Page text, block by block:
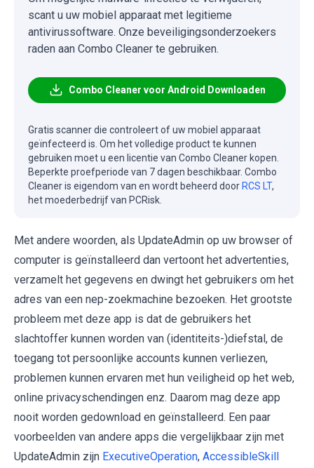
scant u uw mobiel apparaat met legitieme
antivirussoftware. Onze beveiligingsonderzoekers
raden aan Combo Cleaner te gebruiken.
Combo Cleaner voor Android Downloaden
Gratis scanner die controleert of uw mobiel apparaat
geïnfecteerd is. Om het volledige product te kunnen
gebruiken moet u een licentie van Combo Cleaner kopen.
Beperkte proefperiode van 7 dagen beschikbaar. Combo
Cleaner is eigendom van en wordt beheerd door RCS LT,
het moederbedrijf van PCRisk.
Met andere woorden, als UpdateAdmin op uw browser of
computer is geïnstalleerd dan vertoont het advertenties,
verzamelt het gegevens en dwingt het gebruikers om het
adres van een nep-zoekmachine bezoeken. Het grootste
probleem met deze app is dat de gebruikers het
slachtoffer kunnen worden van (identiteits-)diefstal, de
toegang tot persoonlijke accounts kunnen verliezen,
problemen kunnen ervaren met hun veiligheid op het web,
online privacyschendingen enz. Daarom mag deze app
nooit worden gedownload en geïnstalleerd. Een paar
voorbeelden van andere apps die vergelijkbaar zijn met
UpdateAdmin zijn ExecutiveOperation, AccessibleSkill